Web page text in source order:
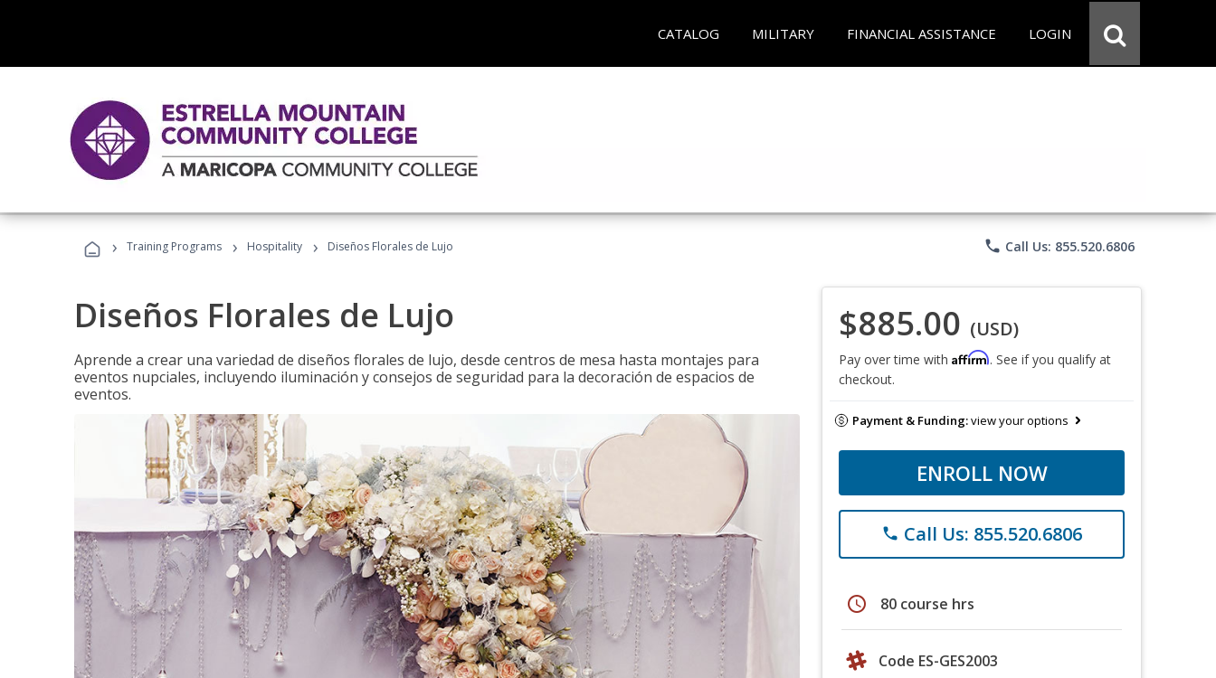
CATALOG MILITARY FINANCIAL ASSISTANCE LOGIN
› Training Programs › Hospitality › Diseños Florales de Lujo phone Call Us: 855.520.6806
Diseños Florales de Lujo
Aprende a crear una variedad de diseños florales de lujo, desde centros de mesa hasta montajes para
eventos nupciales, incluyendo iluminación y consejos de seguridad para la decoración de espacios de
eventos.
$885.00 (USD)
Pay over time with Affirm. See if you qualify at
checkout.
Payment & Funding:view your options
ENROLL NOW
phone Call Us: 855.520.6806
schedule 80 course hrs
Code ES-GES2003